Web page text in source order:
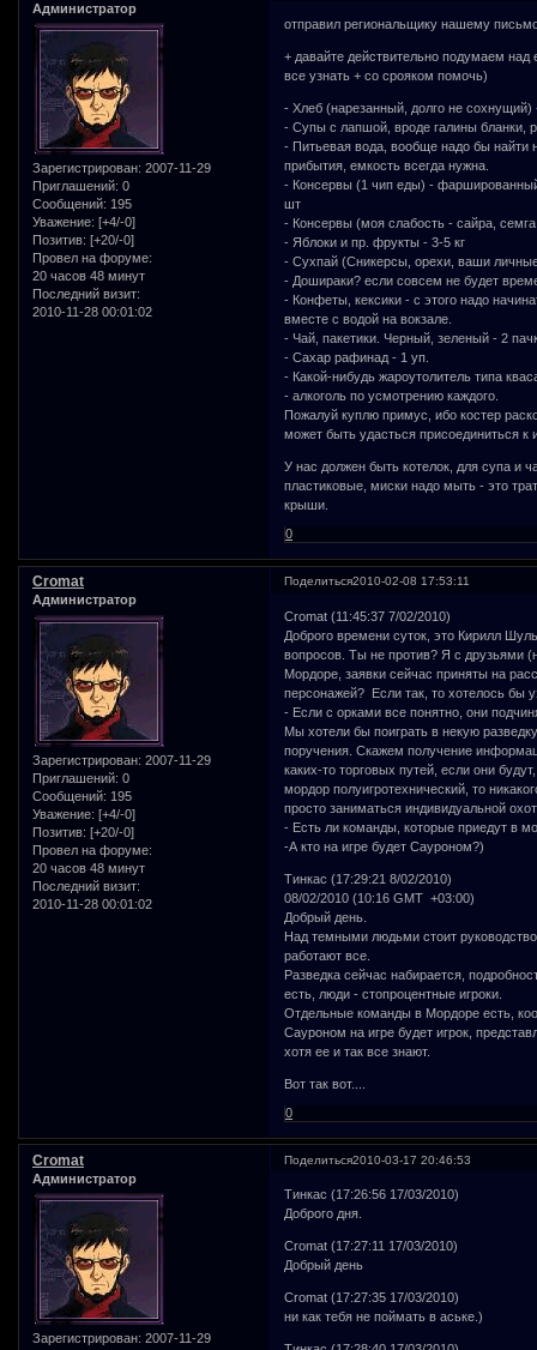
Администратор
Зарегистрирован: 2007-11-29
Приглашений: 0
Сообщений: 195
Уважение: [+4/-0]
Позитив: [+20/-0]
Провел на форуме:
20 часов 48 минут
Последний визит:
2010-11-28 00:01:02
отправил региональщику нашему
+ давайте действительно подумаем
все узнать + со срояком помочь)
- Хлеб (нарезанный, долго не сохнущий)
- Супы с лапшой, вроде галины бланки,
- Питьевая вода, вообще надо бы найти
прибытия, емкость всегда нужна.
- Консервы (1 чип еды) - фаршированный
шт
- Консервы (моя слабость - сайра,
- Яблоки и пр. фрукты - 3-5 кг
- Сухпай (Сникерсы, орехи, ваши
- Дошираки? если совсем не будет
- Конфеты, кексики - с этого надо
вместе с водой на вокзале.
- Чай, пакетики. Черный, зеленый - 2
- Сахар рафинад - 1 уп.
- Какой-нибудь жароутолитель типа
- алкоголь по усмотрению каждого.
Пожалуй куплю примус, ибо костер
может быть удасться присоединиться к
У нас должен быть котелок, для супа и
пластиковые, миски надо мыть - это
крыши.
0
Поделиться2010-02-08 17:53:11
Cromat
Администратор
Зарегистрирован: 2007-11-29
Приглашений: 0
Сообщений: 195
Уважение: [+4/-0]
Позитив: [+20/-0]
Провел на форуме:
20 часов 48 минут
Последний визит:
2010-11-28 00:01:02
Cromat (11:45:37 7/02/2010)
Доброго времени суток, это Кирилл
вопросов. Ты не против? Я с друзьями
Мордоре, заявки сейчас приняты на
персонажей? Если так, то хотелось бы
- Если с орками все понятно, они
Мы хотели бы поиграть в некую
поручения. Скажем получение
каких-то торговых путей, если они
мордор полуигротехнический, то
просто заниматься индивидуальной
- Есть ли команды, которые приедут в
-А кто на игре будет Сауроном?)
Тинкас (17:29:21 8/02/2010)
08/02/2010 (10:16 GMT +03:00)
Добрый день.
Над темными людьми стоит
работают все.
Разведка сейчас набирается,
есть, люди - стопроцентные игроки.
Отдельные команды в Мордоре есть,
Сауроном на игре будет игрок,
хотя ее и так все знают.
Вот так вот....
0
Поделиться2010-03-17 20:46:53
Cromat
Администратор
Зарегистрирован: 2007-11-29
Тинкас (17:26:56 17/03/2010)
Доброго дня.
Cromat (17:27:11 17/03/2010)
Добрый день
Cromat (17:27:35 17/03/2010)
ни как тебя не поймать в аське.)